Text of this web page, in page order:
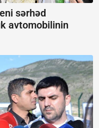
sərhəd
avtomobilinin